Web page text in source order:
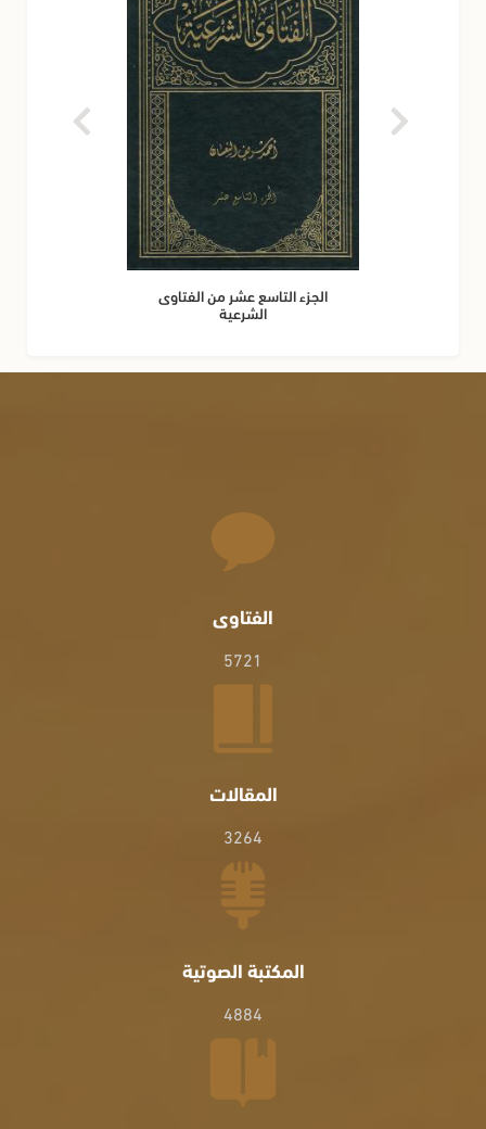
الجزء التاسع عشر من الفتاوى
الشرعية
الفتاوى
5721
المقالات
3264
المكتبة الصوتية
4884